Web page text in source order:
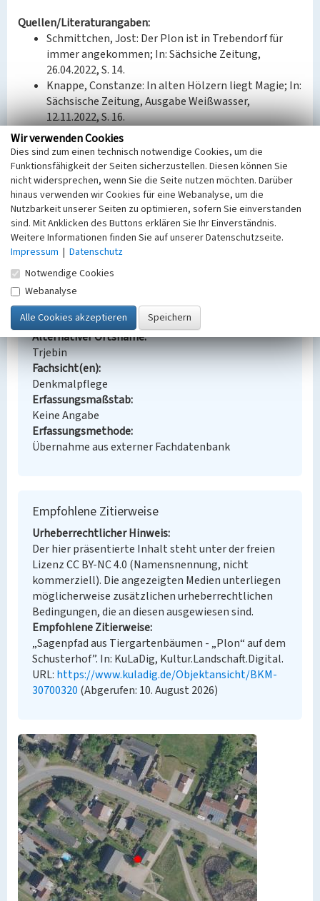
Quellen/Literaturangaben:
Schmittchen, Jost: Der Plon ist in Trebendorf für
immer angekommen; In: Sächsiche Zeitung,
26.04.2022, S. 14.
Knappe, Constanze: In alten Hölzern liegt Magie; In:
Sächsische Zeitung, Ausgabe Weißwasser,
12.11.2022, S. 16.
Bauherr / Auftraggeber:
Gemeinde Trebendorf, Schusterhof
Sagenpfad aus Tiergartenbäumen - „Plon“ auf
dem Schusterhof
Schlagwörter
Lehrpfad Gartenskulptur
Straße / Hausnummer
Alte Dorfstraße
Ort
Trebendorf
Alternativer Ortsname
Trjebin
Fachsicht(en)
Denkmalpflege
Erfassungsmaßstab
Keine Angabe
Erfassungsmethode
Übernahme aus externer Fachdatenbank
Empfohlene Zitierweise
Urheberrechtlicher Hinweis
Der hier präsentierte Inhalt steht unter der freien
Lizenz CC BY-NC 4.0 (Namensnennung, nicht
kommerziell). Die angezeigten Medien unterliegen
möglicherweise zusätzlichen urheberrechtlichen
Bedingungen, die an diesen ausgewiesen sind.
Empfohlene Zitierweise
„Sagenpfad aus Tiergartenbäumen - „Plon“ auf dem
Schusterhof”. In: KuLaDig, Kultur.Landschaft.Digital.
URL: https://www.kuladig.de/Objektansicht/BKM-
30700320 (Abgerufen: 10. August 2026)
Wir verwenden Cookies
Dies sind zum einen technisch notwendige Cookies, um die
Funktionsfähigkeit der Seiten sicherzustellen. Diesen können Sie
nicht widersprechen, wenn Sie die Seite nutzen möchten. Darüber
hinaus verwenden wir Cookies für eine Webanalyse, um die
Nutzbarkeit unserer Seiten zu optimieren, sofern Sie einverstanden
sind. Mit Anklicken des Buttons erklären Sie Ihr Einverständnis.
Weitere Informationen finden Sie auf unserer Datenschutzseite.
Impressum | Datenschutz
Notwendige Cookies
Webanalyse